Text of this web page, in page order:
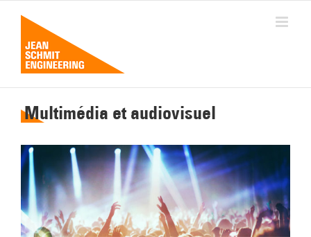
contenu
Multimédia et audiovisuel